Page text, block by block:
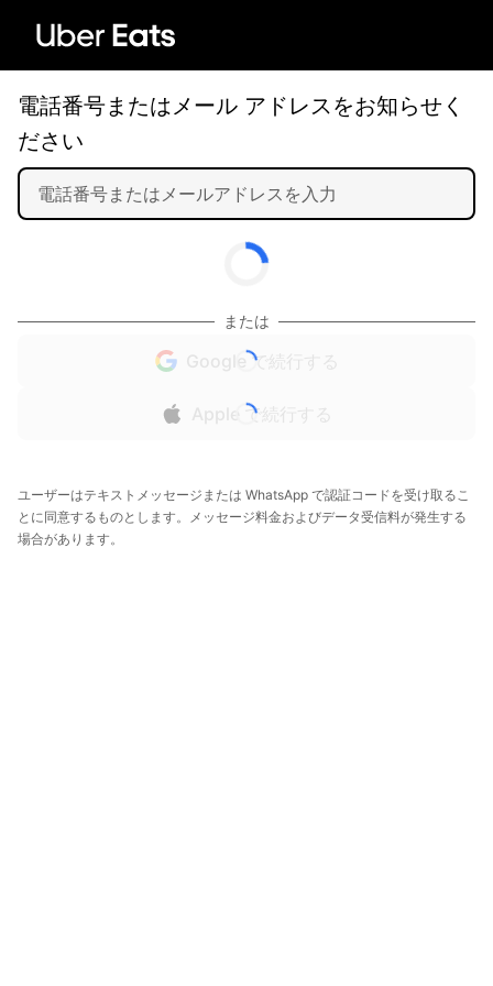
電話番号またはメール アドレスをお知らせく
ださい
または
Google で続行する
Apple で続行する
ユーザーはテキストメッセージまたは WhatsApp で認証コードを受け取るこ
とに同意するものとします。メッセージ料金およびデータ受信料が発生する
場合があります。